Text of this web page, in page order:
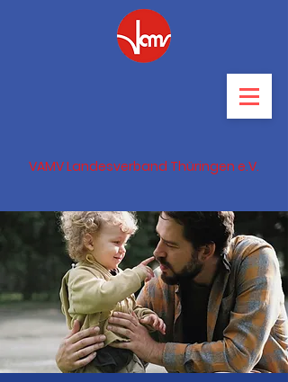
VAMV Landesverband Thüringen e.V.